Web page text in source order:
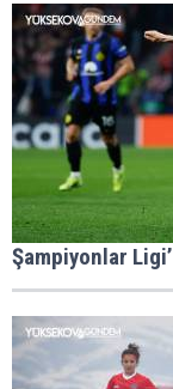
Şampiyonlar